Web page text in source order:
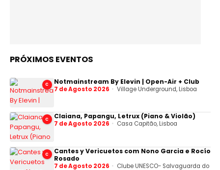
PRÓXIMOS EVENTOS
C Notmainstream By Elevin | Open-Air + Club
7 de Agosto 2026 Village Underground, Lisboa
C Claiana, Papangu, Letrux (Piano & Violão)
7 de Agosto 2026 Casa Capitão, Lisboa
C
Cantes y Vericuetos com Nono Garcia e Rocío
Rosado
7 de Agosto 2026
Clube UNESCO- Salvaguarda do